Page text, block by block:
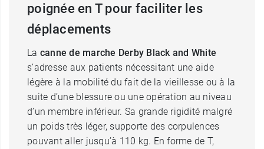
poignée en T pour faciliter les
déplacements
La canne de marche Derby Black and White
s’adresse aux patients nécessitant une aide
légère à la mobilité du fait de la vieillesse ou à la
suite d’une blessure ou une opération au niveau
d’un membre inférieur. Sa grande rigidité malgré
un poids très léger, supporte des corpulences
pouvant aller jusqu’à 110 kg. En forme de T,